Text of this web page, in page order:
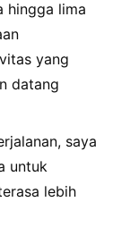
hingga lima
yang
datang
saya
untuk
lebih